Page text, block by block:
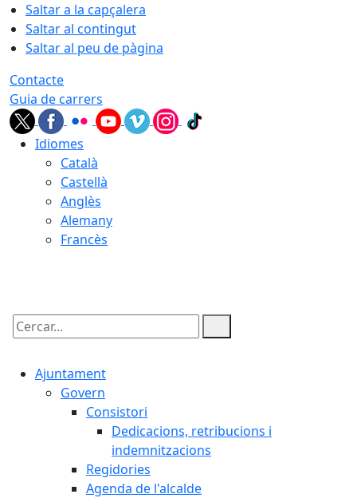
Saltar a la capçalera
Saltar al contingut
Saltar al peu de pàgina
Contacte
Guia de carrers
Idiomes
Català
Castellà
Anglès
Alemany
Francès
Cercar:
Ajuntament
Govern
Consistori
Dedicacions, retribucions i
indemnitzacions
Regidories
Agenda de l'alcalde